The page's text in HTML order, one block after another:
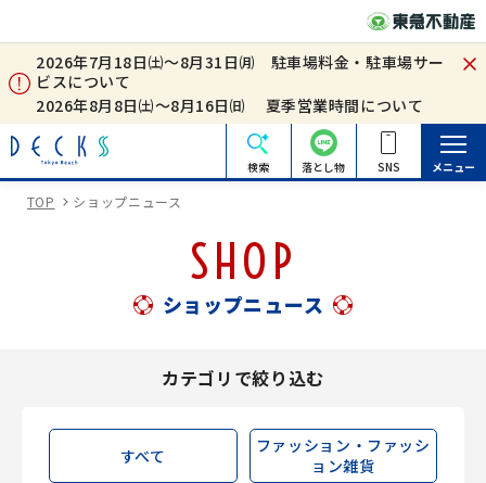
2026年7月18日㈯～8月31日㈪ 駐車場料金・駐車場サー
ビスについて
2026年8月8日㈯～8月16日㈰ 夏季営業時間について
検索 落とし物 SNS メニュー
TOP ショップニュース
SHOP
ショップニュース
カテゴリで絞り込む
すべて
ファッション・ファッシ
ョン雑貨